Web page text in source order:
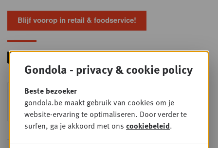
Blijf voorop in retail & foodservice!
WOE
9
SEP
Foodservice - Joint
business planning
Intro to Negotiation: Succes aan de
onderhandelingstafel is geen toeval!
Gondola - privacy & cookie policy
Beste bezoeker
gondola.be maakt gebruik van cookies om je
website-ervaring te optimaliseren. Door verder te
surfen, ga je akkoord met ons cookiebeleid.